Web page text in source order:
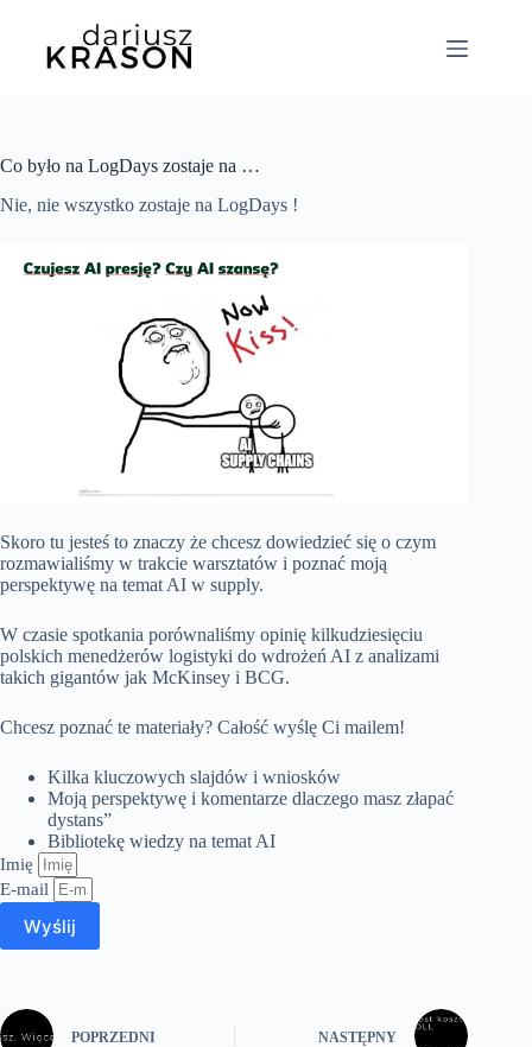
Co było na LogDays zostaje na …
Nie, nie wszystko zostaje na LogDays !
Skoro tu jesteś to znaczy że chcesz dowiedzieć się o czym
rozmawialiśmy w trakcie warsztatów i poznać moją
perspektywę na temat AI w supply.
W czasie spotkania porównaliśmy opinię kilkudziesięciu
polskich menedżerów logistyki do wdrożeń AI z analizami
takich gigantów jak McKinsey i BCG.
Chcesz poznać te materiały? Całość wyślę Ci mailem!
Kilka kluczowych slajdów i wniosków
Moją perspektywę i komentarze dlaczego masz złapać
dystans”
Bibliotekę wiedzy na temat AI
Imię
E-mail
Wyślij
POPRZEDNI NASTĘPNY